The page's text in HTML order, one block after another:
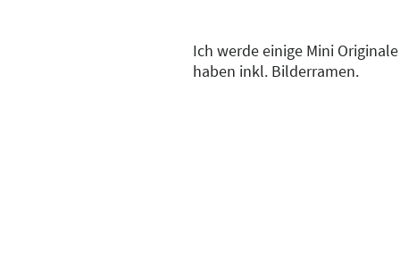
Ich werde einige Mini
haben inkl. Bilderramen.